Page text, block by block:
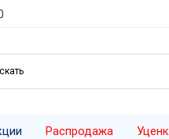
Распродажа